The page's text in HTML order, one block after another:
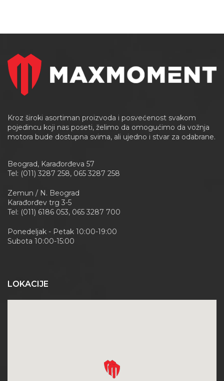
Kroz široki asortiman proizvoda i posvećenost svakom
pojedincu koji nas poseti, želimo da omogućimo da vožnja
motora bude dostupna svima, ali ujedno i stvar za odabrane.
Beograd, Karađorđeva 57
Tel: (011) 3287 258, 065 3287 258
Zemun / N. Beograd
Karađorđev trg 3-5
Tel: (011) 6186 053, 065 3287 700
Ponedeljak - Petak 10:00-19:00
Subota 10:00-15:00
LOKACIJE